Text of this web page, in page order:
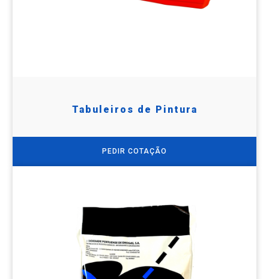
Tabuleiros de Pintura
PEDIR COTAÇÃO